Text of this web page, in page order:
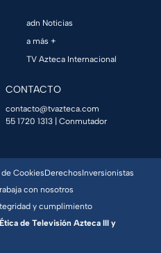
adn Noticias
a más +
TV Azteca Internacional
CONTACTO
contacto@tvazteca.com
55 1720 1313 | Conmutador
CookiesDerechosInversionistas
con nosotros
y cumplimiento
de Televisión Azteca III y